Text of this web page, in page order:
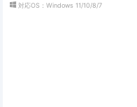
対応OS：Windows 11/10/8/7